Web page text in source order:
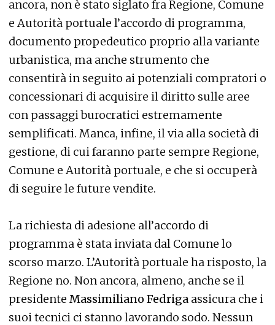
ancora, non è stato siglato fra Regione, Comune
e Autorità portuale l’accordo di programma,
documento propedeutico proprio alla variante
urbanistica, ma anche strumento che
consentirà in seguito ai potenziali compratori o
concessionari di acquisire il diritto sulle aree
con passaggi burocratici estremamente
semplificati. Manca, infine, il via alla società di
gestione, di cui faranno parte sempre Regione,
Comune e Autorità portuale, e che si occuperà
di seguire le future vendite.
La richiesta di adesione all’accordo di
programma è stata inviata dal Comune lo
scorso marzo. L’Autorità portuale ha risposto, la
Regione no. Non ancora, almeno, anche se il
presidente Massimiliano Fedriga assicura che i
suoi tecnici ci stanno lavorando sodo. Nessun